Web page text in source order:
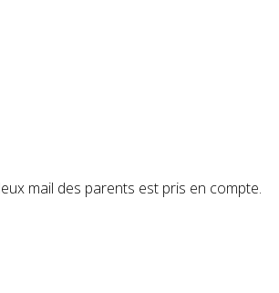
mail des parents est pris en compte.